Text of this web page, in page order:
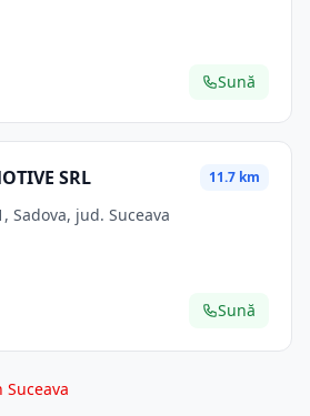
Sună
SRL 11.7 km
Sadova, jud. Suceava
Sună